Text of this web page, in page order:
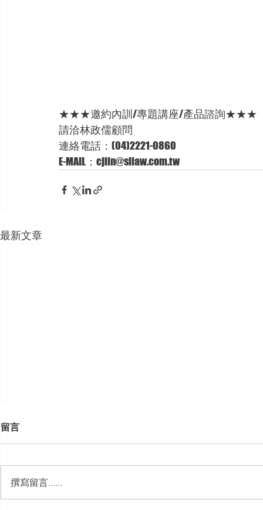
★★★邀約內訓/專題講座/產品諮詢★★★
請洽林政儒顧問
連絡電話：(04)2221-0860
E-MAIL：cjlin@sllaw.com.tw
最新文章
留言
撰寫留言......